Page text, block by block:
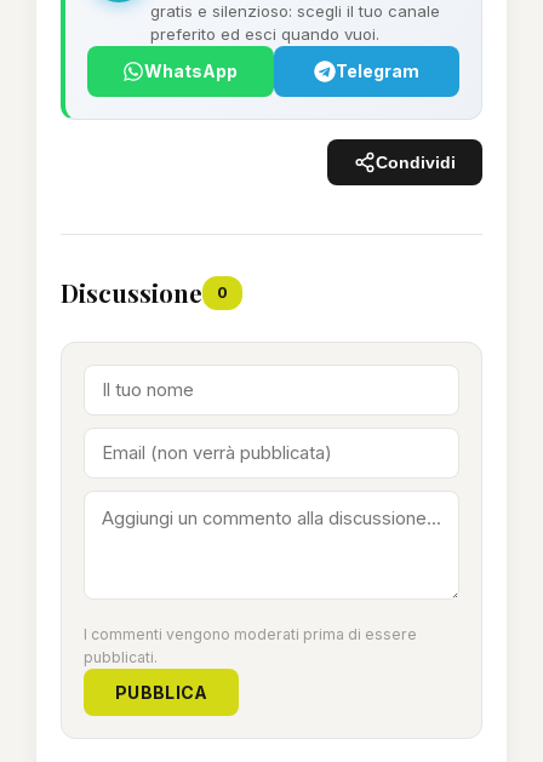
gratis e silenzioso: scegli il tuo canale
preferito ed esci quando vuoi.
WhatsApp Telegram
Condividi
Discussione 0
I commenti vengono moderati prima di essere
pubblicati.
PUBBLICA